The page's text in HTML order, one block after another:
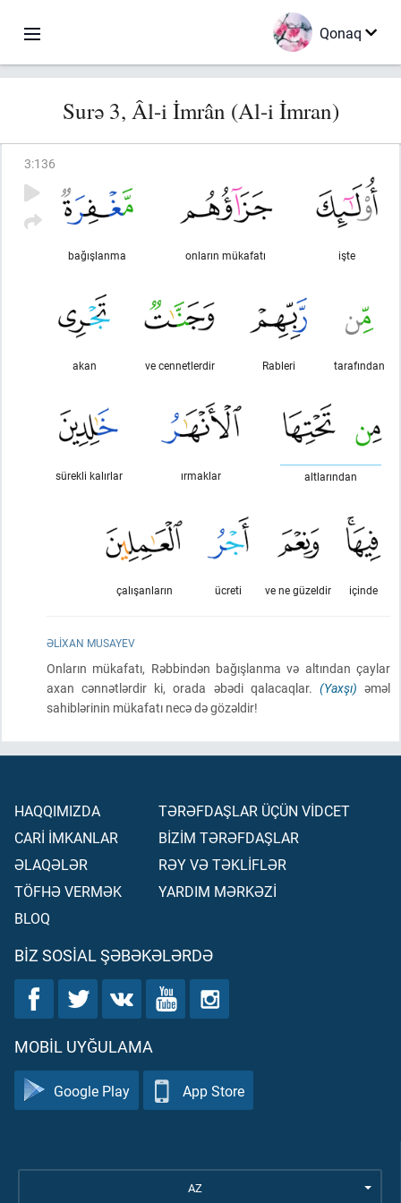
Qonaq
Surə 3, Âl-i İmrân (Al-i İmran)
3:136
işte
onların mükafatı
bağışlanma
tarafından
Rableri
ve cennetlerdir
akan
altlarından
ırmaklar
sürekli kalırlar
içinde
ve ne güzeldir
ücreti
çalışanların
ƏLIXAN MUSAYEV
Onların mükafatı, Rəbbindən bağışlanma və altından çaylar
axan cənnətlərdir ki, orada əbədi qalacaqlar. (Yaxşı) əməl
sahiblərinin mükafatı necə də gözəldir!
HAQQIMIZDA
CARİ İMKANLAR
ƏLAQƏLƏR
TÖFHƏ VERMƏK
BLOQ
TƏRƏFDAŞLAR ÜÇÜN VİDCET
BİZİM TƏRƏFDAŞLAR
RƏY VƏ TƏKLİFLƏR
YARDIM MƏRKƏZİ
BIZ SOSIAL ŞƏBƏKƏLƏRDƏ
MOBIL UYĞULAMA
Google Play App Store
AZ